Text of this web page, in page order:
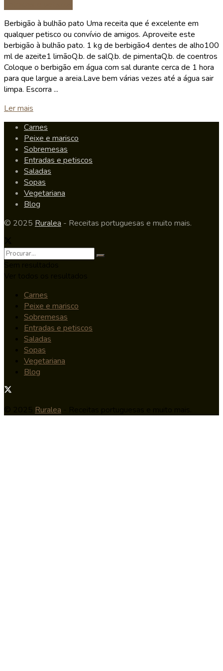
Berbigão à bulhão pato Uma receita que é excelente em
qualquer petisco ou convívio de amigos. Aproveite este
berbigão à bulhão pato. 1 kg de berbigão4 dentes de alho100
ml de azeite1 limãoQ.b. de salQ.b. de pimentaQ.b. de coentros
Coloque o berbigão em água com sal durante cerca de 1 hora
para que largue a areia.Lave bem várias vezes até a água sair
limpa. Escorra ...
Ler mais
Carnes
Peixe e marisco
Sobremesas
Entradas e petiscos
Saladas
Sopas
Vegetariana
Blog
© 2025 Ruralea - Receitas portuguesas e muito mais.
Carnes
Peixe e marisco
Sobremesas
Entradas e petiscos
Saladas
Sopas
Vegetariana
Blog
Ruralea